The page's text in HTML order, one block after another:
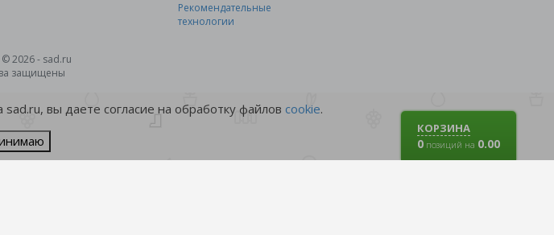
КОРЗИНА
0 позиций на 0.00
Рекомендательные
технологии
2026 - sad.ru
защищены
вы даете согласие на обработку файлов cookie.